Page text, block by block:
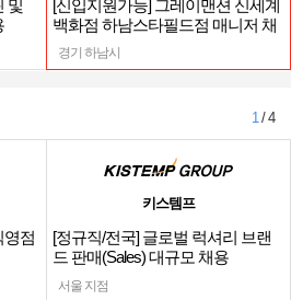
및
[신입지원가능] 그레이맨션 신세계
백화점 하남스타필드점 매니저 채
용
경기 하남시
1/ 4
영점
키스템프
[정규직/전국] 글로벌 럭셔리 브랜
드 판매(Sales) 대규모 채용
서울 지점